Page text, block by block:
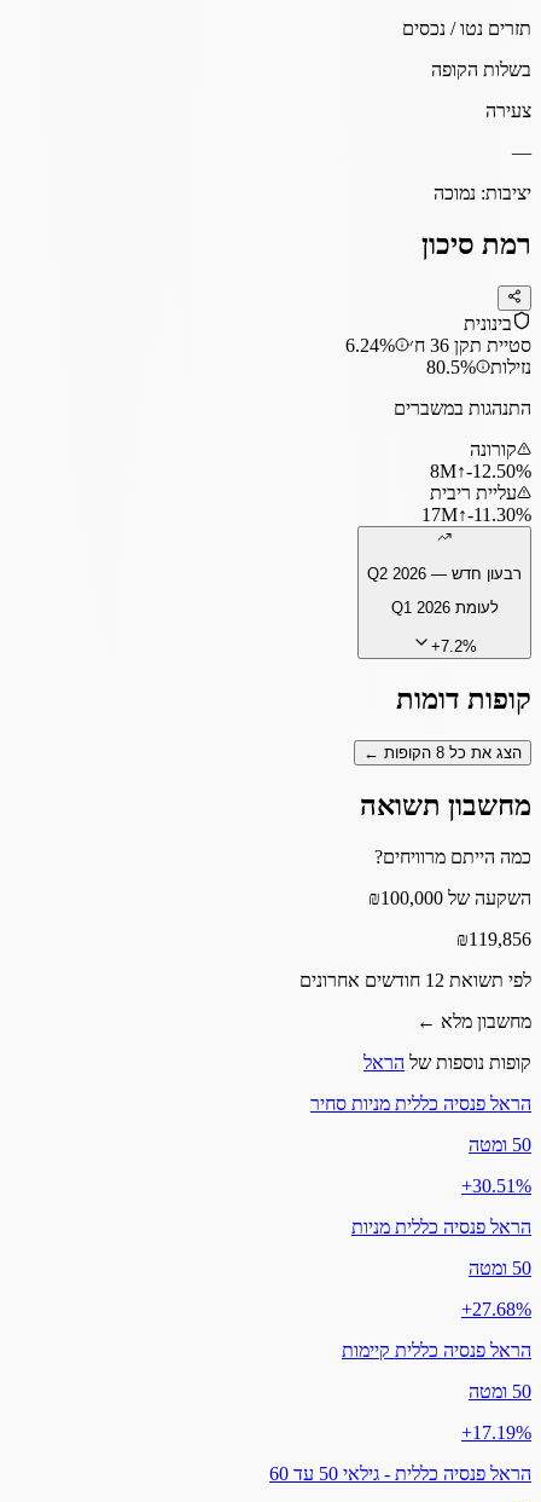
תזרים נטו / נכסים
בשלות הקופה
צעירה
—
יציבות: נמוכה
רמת סיכון
בינונית
סטיית תקן 36 ח׳
6.24%
נזילות
80.5%
התנהגות במשברים
קורונה
‎-12.50%
↑
8M
עליית ריבית
‎-11.30%
↑
17M
רבעון חדש — Q2 2026
לעומתQ1 2026
+7.2%
קופות דומות
הצג את כל 8 הקופות ←
מחשבון תשואה
כמה הייתם מרוויחים?
השקעה של ₪100,000
₪119,856
לפי תשואת 12 חודשים אחרונים
מחשבון מלא ←
קופות נוספות של הראל
הראל פנסיה כללית מניות סחיר
50 ומטה
‎+30.51%
הראל פנסיה כללית מניות
50 ומטה
‎+27.68%
הראל פנסיה כללית קיימות
50 ומטה
‎+17.19%
הראל פנסיה כללית - גילאי 50 עד 60